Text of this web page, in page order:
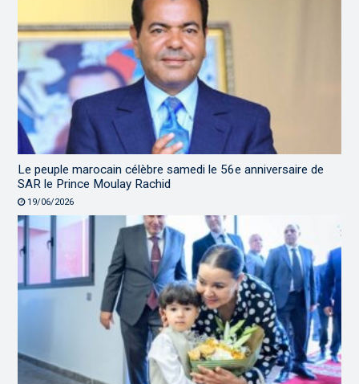
Le peuple marocain célèbre samedi le 56e anniversaire de
SAR le Prince Moulay Rachid
19/06/2026